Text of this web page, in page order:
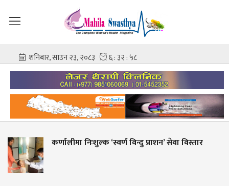
कर्णालीमा निःशुल्क ‘स्वर्ण विन्दु प्राशन’ सेवा विस्तार